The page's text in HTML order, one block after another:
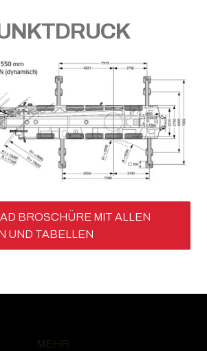
BROSCHÜRE MIT ALLEN
UND TABELLEN
MEHR